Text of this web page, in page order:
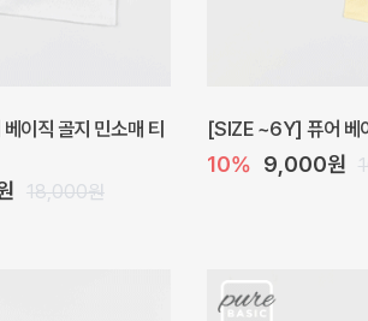
니 아기 원피스 [SIZE ~6Y] 베르 원
10% 28,800원